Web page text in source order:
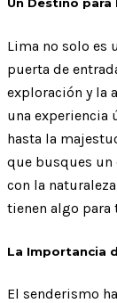
Un Destino
Lima no solo es
puerta de
exploración y la
una experiencia
hasta la
que busques un
con la
tienen algo para
La Importancia
El senderismo